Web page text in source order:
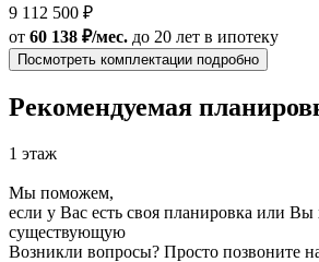
9 112 500 ₽
от 60 138 ₽/мес. до 20 лет в ипотеку
Посмотреть комплектации подробно
Рекомендуемая
1 этаж
Мы поможем,
если у Вас есть своя планировка или Вы
существующую
Возникли вопросы? Просто позвоните